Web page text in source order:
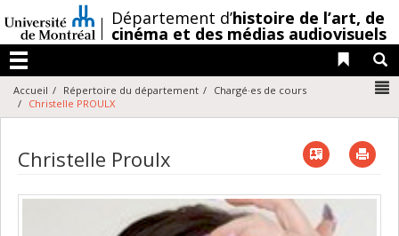
au
contenu
/Département d’histoire de l’art, de
cinéma et des médias audiovisuels
Menu
Liens
Accueil Répertoire du département
Chargé·es de cours
Christelle PROULX
Christelle Proulx Vcard